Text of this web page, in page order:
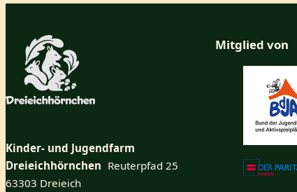
Kinder- und Jugendfarm
Dreieichhörnchen Reuterpfad 25
63303 Dreieich
Mitglied von